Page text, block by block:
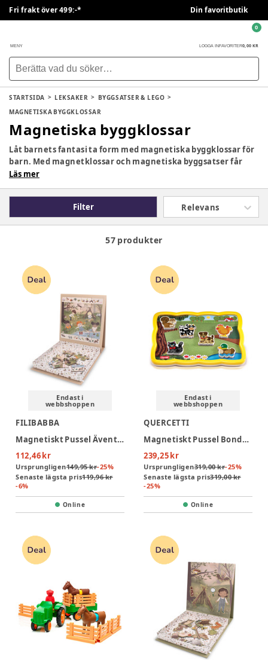
Fri frakt över 499:-* Din favoritbutik
MENY LOGGA IN FAVORITER0,00 KR
0
STARTSIDA LEKSAKER
BYGGSATSER & LEGO
MAGNETISKA BYGGKLOSSAR
Magnetiska byggklossar
Låt barnets fantasi ta form med magnetiska byggklossar för
barn. Med magnetklossar och magnetiska byggsatser får
barn möjlighet att bygga, skapa och experimentera på sitt
konstruktioner, hus och figurer. Genom lek med
magnetleksaker får barnet upptäcka hur färger, former och
magnetism fungerar samtidigt som kreativitet,
Läs mer
Filter Relevans
57 produkter
Endast i
webbshoppen
FILIBABBA
Magnetiskt Pussel Äventyr i Skogen
112,46 kr
Ursprungligen149,95 kr-25%
Senaste lägsta pris119,96 kr
-6%
Online
Endast i
webbshoppen
QUERCETTI
Magnetiskt Pussel Bondgård
239,25 kr
Ursprungligen319,00 kr-25%
Senaste lägsta pris319,00 kr
-25%
Online